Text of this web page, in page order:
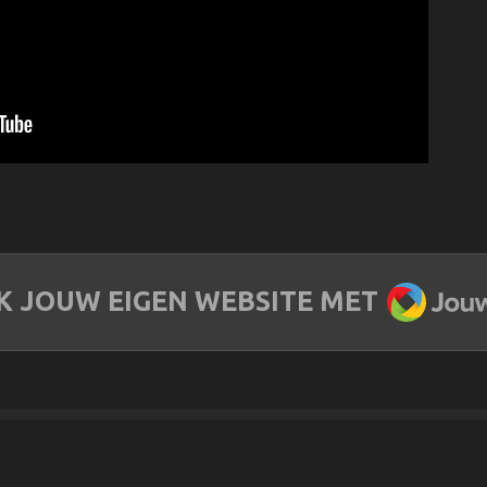
JOUW EIGEN WEBSITE MET